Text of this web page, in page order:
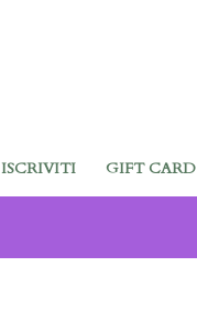
ISCRIVITI GIFT CARD